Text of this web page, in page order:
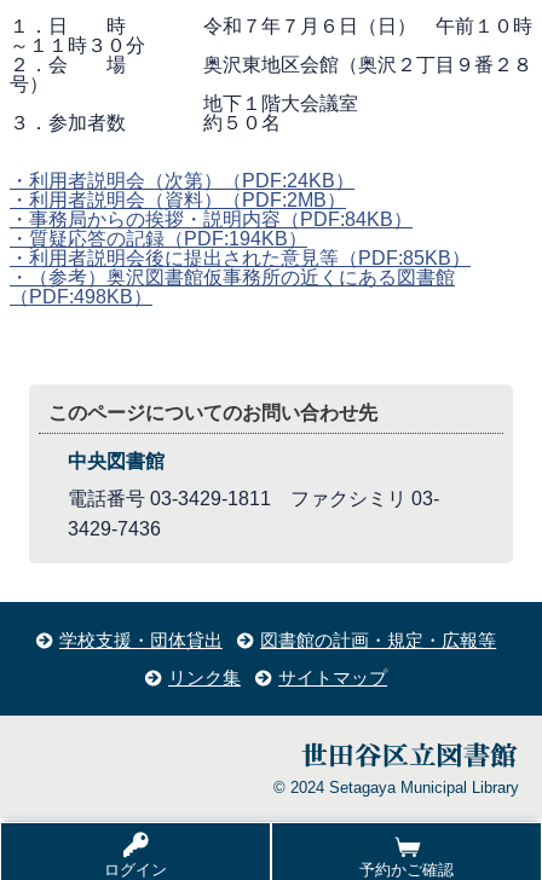
ログイン 予約かご確認
１．日 時 令和７年７月６日（日） 午前１０時
～１１時３０分
２．会 場 奥沢東地区会館（奥沢２丁目９番２８
号）
地下１階大会議室
３．参加者数 約５０名
・利用者説明会（次第）
（PDF:24KB）
・利用者説明会（資料）
（PDF:2MB）
・事務局からの挨拶・説明内容 （PDF:84KB）
・質疑応答の記録 （PDF:194KB）
・利用者説明会後に提出された意見等 （PDF:85KB）
・（参考）奥沢図書館仮事務所の近くにある図書館
（PDF:498KB）
このページについてのお問い合わせ先
中央図書館
電話番号 03-3429-1811 ファクシミリ 03-
3429-7436
学校支援・団体貸出
図書館の計画・規定・広報等
リンク集
サイトマップ
© 2024 Setagaya Municipal Library